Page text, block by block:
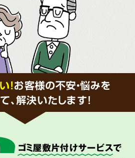
！お客様の不安・悩みを
、解決いたします!
ゴミ屋敷片付けサービスで